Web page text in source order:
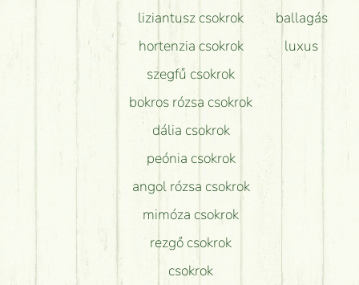
liziantusz csokrok
hortenzia csokrok
szegfű csokrok
bokros rózsa csokrok
dália csokrok
peónia csokrok
angol rózsa csokrok
mimóza csokrok
rezgő csokrok
csokrok
ballagás
luxus